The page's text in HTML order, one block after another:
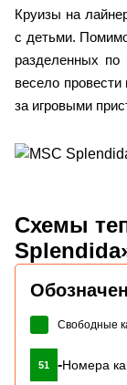
Круизы на
с детьми.
разделенных по
весело
за игровыми
Схемы
Свободные
51 -Номера